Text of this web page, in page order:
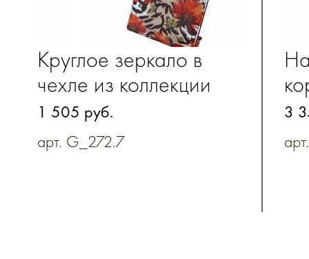
Круглое зеркало в
чехле из коллекции
"Оазис" из
натуральной кожи
1 505 руб.
арт. G_272.7
3